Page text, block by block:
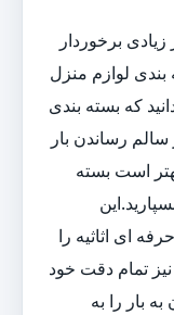
برخوردار
لوازم منزل
که بسته بندی
رساندن بار
است بسته
ای اثاثیه را
تمام دقت خود
بار را به